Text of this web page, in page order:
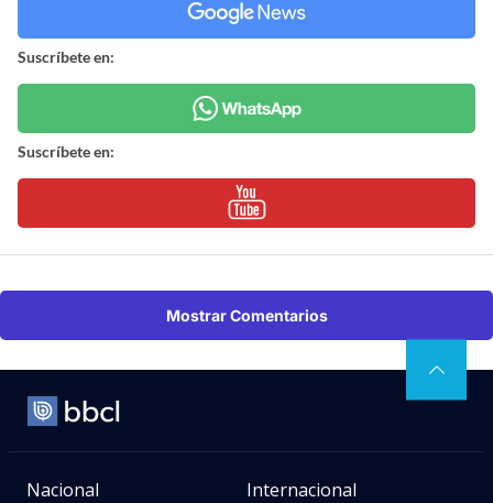
Suscríbete en:
Suscríbete en:
Mostrar Comentarios
Nacional Internacional